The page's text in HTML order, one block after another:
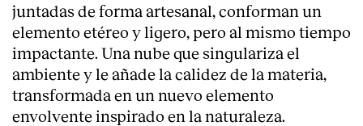
juntadas de forma artesanal, conforman un
elemento etéreo y ligero, pero al mismo tiempo
impactante. Una nube que singulariza el
ambiente y le añade la calidez de la materia,
transformada en un nuevo elemento
envolvente inspirado en la naturaleza.